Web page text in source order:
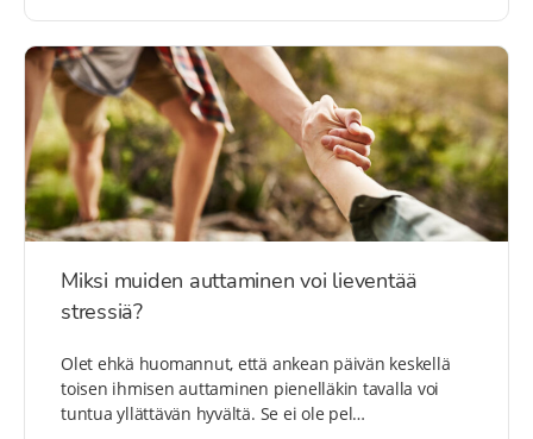
Miksi muiden auttaminen voi lieventää
stressiä?
Olet ehkä huomannut, että ankean päivän keskellä
toisen ihmisen auttaminen pienelläkin tavalla voi
tuntua yllättävän hyvältä. Se ei ole pel…